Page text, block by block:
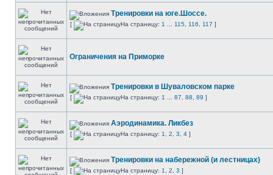
Тренировки на юге.Шоссе.
[ На страницу: 1 115 116 117 ]
Ограничения на Приморке
Тренировки в Шуваловском парке
[ На страницу: 1 87 88 89 ]
Аэродинамика. Ликбез
[ На страницу: 1 2 3 4 ]
Тренировки на набережной (и лестницах)
[ На страницу: 1 2 3 ]